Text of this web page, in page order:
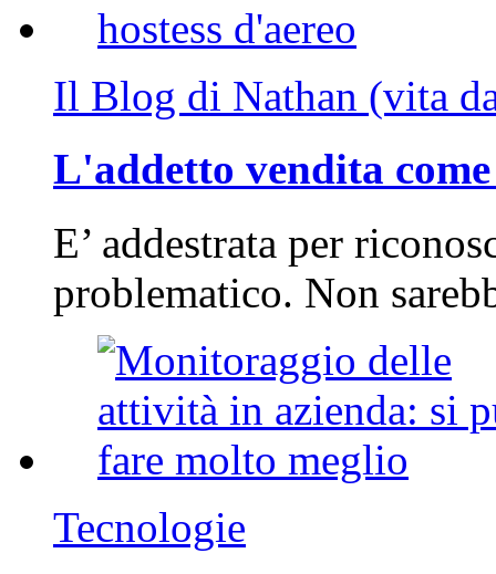
Il Blog di Nathan (vita
L'addetto vendita
E’ addestrata per
problematico. Non
Tecnologie